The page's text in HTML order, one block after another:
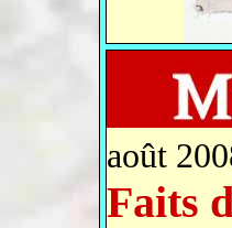
août
Faits